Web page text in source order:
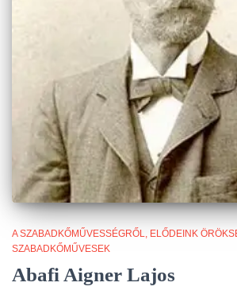
A SZABADKŐMŰVESSÉGRŐL ELŐDEINK
SZABADKŐMŰVESEK
Abafi Aigner Lajos